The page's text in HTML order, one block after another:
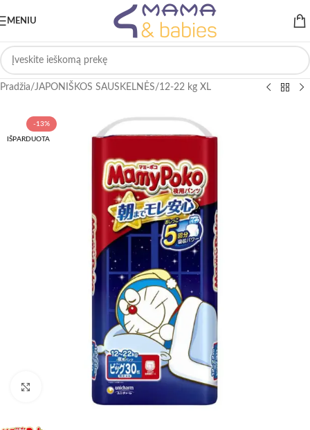
MENIU
Pradžia/JAPONIŠKOS SAUSKELNĖS/12-22 kg XL
-13%
IŠPARDUOTA
Paspauskite nuotrauką, kad ją padidintumėte